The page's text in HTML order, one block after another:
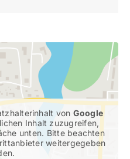
von Google
Inhalt zuzugreifen,
unten. Bitte beachten
weitergegeben